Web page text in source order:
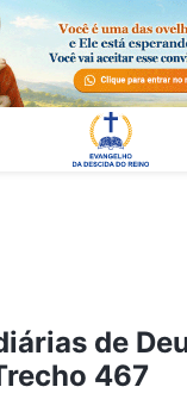
de
467